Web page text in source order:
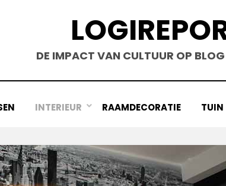
DE IMPACT VAN CULTUUR OP BLOG
INTERIEUR RAAMDECORATIE TUIN